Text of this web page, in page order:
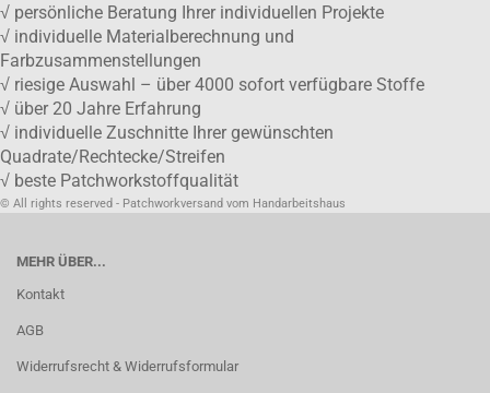
√ persönliche Beratung Ihrer individuellen Projekte
√ individuelle Materialberechnung und
Farbzusammenstellungen
√ riesige Auswahl – über 4000 sofort verfügbare Stoffe
√ über 20 Jahre Erfahrung
√ individuelle Zuschnitte Ihrer gewünschten
Quadrate/Rechtecke/Streifen
√ beste Patchworkstoffqualität
© All rights reserved - Patchworkversand vom Handarbeitshaus
MEHR ÜBER...
Kontakt
AGB
Widerrufsrecht & Widerrufsformular